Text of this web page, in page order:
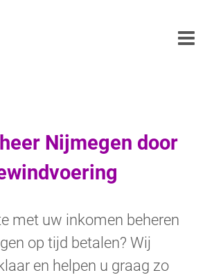
Nijmegen door
met uw inkomen beheren
op tijd betalen? Wij
en helpen u graag zo